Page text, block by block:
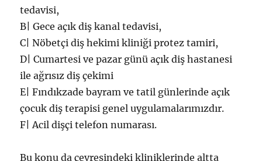
tedavisi,
B| Gece açık diş kanal tedavisi,
C| Nöbetçi diş hekimi kliniği protez tamiri,
D| Cumartesi ve pazar günü açık diş hastanesi
ile ağrısız diş çekimi
E| Fındıkzade bayram ve tatil günlerinde açık
çocuk diş terapisi genel uygulamalarımızdır.
F| Acil dişçi telefon numarası.
Bu konu da çevresindeki kliniklerinde altta